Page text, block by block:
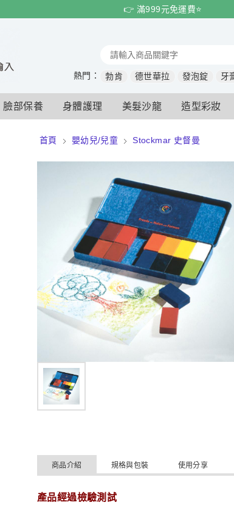
👉 滿999元免運費⭐️
熱門： 勃肯 德世華拉 發泡錠 牙
臉部保養 身體護理 美髮沙龍 造型彩妝
首頁 嬰幼兒/兒童 Stockmar 史督曼
商品介紹 規格與包裝 使用分享
產品經過檢驗測試